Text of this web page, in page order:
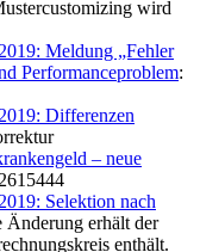
wird
Meldung „Fehler
Performanceproblem:
Differenzen
– neue
Selektion nach
Änderung erhält der
enthält.